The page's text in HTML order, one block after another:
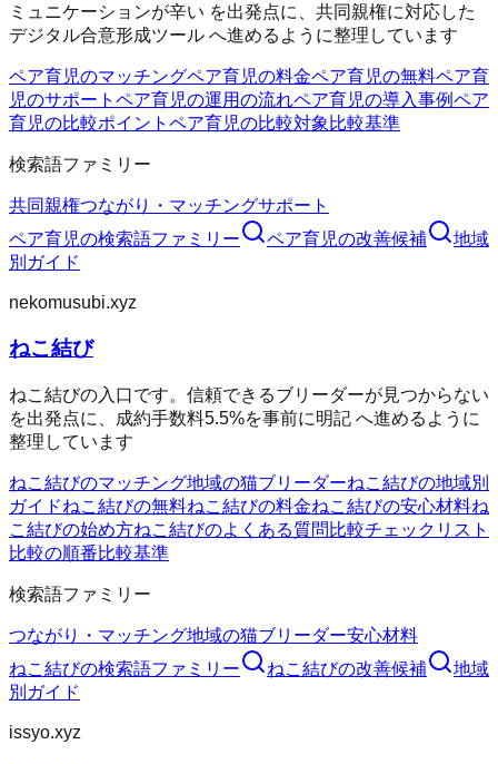
ミュニケーションが辛い を出発点に、共同親権に対応した
デジタル合意形成ツール へ進めるように整理しています
ペア育児のマッチングペア育児の料金ペア育児の無料ペア育
児のサポート ペア育児の運用の流れペア育児の導入事例ペア
育児の比較ポイント ペア育児の比較対象 比較基準
検索語ファミリー
共同親権つながり・マッチングサポート
ペア育児の検索語ファミリー ペア育児の改善候補
地域
別ガイド
nekomusubi.xyz
ねこ結び
ねこ結びの入口です。信頼できるブリーダーが見つからない
を出発点に、成約手数料5.5%を事前に明記 へ進めるように
整理しています
ねこ結びのマッチング地域の猫ブリーダーねこ結びの地域別
ガイドねこ結びの無料ねこ結びの料金ねこ結びの安心材料ね
こ結びの始め方ねこ結びのよくある質問 比較チェックリスト
比較の順番比較基準
検索語ファミリー
つながり・マッチング地域の猫ブリーダー安心材料
ねこ結びの検索語ファミリー ねこ結びの改善候補
地域
別ガイド
issyo.xyz